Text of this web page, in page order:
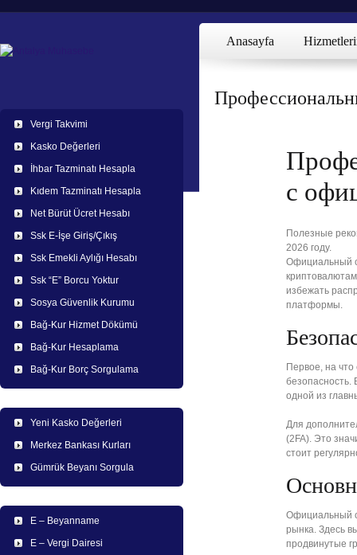
Anasayfa
с
Полезные
2026 году.
Официальный
избежать
платформы.
Первое, на
безопасность.
одной из
Для
(2FA). Это
стоит
Официальный
рынка. Здесь
продвинутые
Vergi Takvimi
Kasko Değerleri
İhbar Tazminatı Hesapla
Kıdem Tazminatı Hesapla
Net Bürüt Ücret Hesabı
Ssk E-İşe Giriş/Çıkış
Ssk Emekli Aylığı Hesabı
Ssk “E” Borcu Yoktur
Sosya Güvenlik Kurumu
Bağ-Kur Hizmet Dökümü
Bağ-Kur Hesaplama
Bağ-Kur Borç Sorgulama
Yeni Kasko Değerleri
Merkez Bankası Kurları
Gümrük Beyanı Sorgula
E – Beyanname
E – Vergi Dairesi